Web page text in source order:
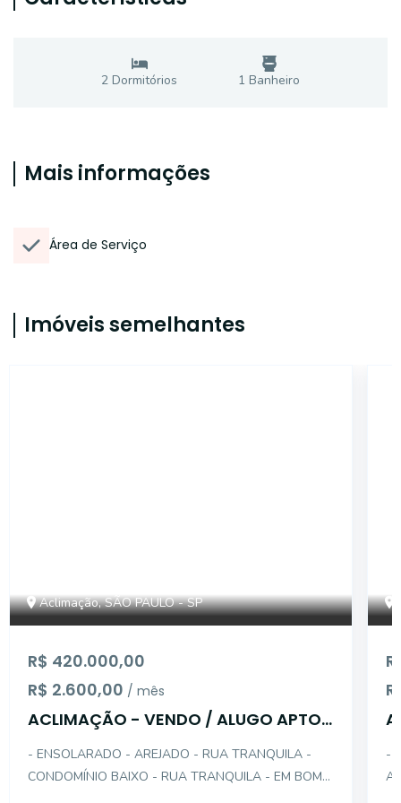
2 Dormitórios 1 Banheiro
Mais informações
Área de Serviço
Imóveis semelhantes
Aclimação, SÃO PAULO - SP
R$ 420.000,00
R$ 2.600,00 / mês
ACLIMAÇÃO - VENDO / ALUGO APTO
- ENSOLARADO - AREJADO - RUA TRANQUILA -
CONDOMÍNIO BAIXO - RUA TRANQUILA - EM BOM
-